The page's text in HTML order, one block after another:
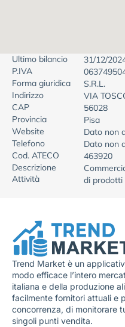
Ultimo bilancio
31/12/
P.IVA
Forma giuridica
S.R.L.
Indirizzo
VIA
CAP
56028
Provincia
Pisa
Website
Dato non
Telefono
Dato non
Cod. ATECO
463920
Descrizione
Attività
di prodotti
Trend Market è un
modo efficace l’intero
italiana e della produzione
facilmente fornitori attuali e
concorrenza, di monitorare
singoli punti vendita.